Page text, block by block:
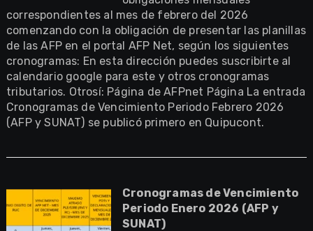
correspondientes al mes de febrero del 2026
comenzando con la obligación de presentar las planillas
de las AFP en el portal AFP Net, según los siguientes
cronogramas: En esta dirección puedes suscribirte al
calendario google para este y otros cronogramas
tributarios. Otrosí: Página de AFPnet Página La entrada
Cronogramas de Vencimiento Periodo Febrero 2026
(AFP y SUNAT) se publicó primero en Quipucont.
Cronogramas de Vencimiento
Periodo Enero 2026 (AFP y
SUNAT)